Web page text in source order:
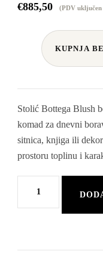
€885,50 (PDV uključen
KUPNJA
Stolić Bottega Blush
komad za dnevni
sitnica, knjiga ili
prostoru toplinu i
Bottega